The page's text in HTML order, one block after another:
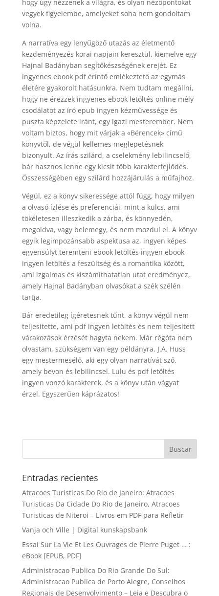
hogy úgy nézzenek a világra, és olyan nézőpontokat
vegyek figyelembe, amelyeket soha nem gondoltam
volna.
A narratíva egy lenyűgöző utazás az életmentő
kezdeményezés korai napjain keresztül, kiemelve egy
Hajnal Badányban segítőkészségének erejét. Ez
ingyenes ebook pdf érintő emlékeztető az egymás
életére gyakorolt hatásunkra. Nem tudtam megállni,
hogy ne érezzek ingyenes ebook letöltés online mély
csodálatot az író epub ingyen kézművessége és
puszta képzelete iránt, egy igazi mesterember. Nem
voltam biztos, hogy mit várjak a «Bérencek» című
könyvtől, de végül kellemes meglepetésnek
bizonyult. Az írás szilárd, a cselekmény lebilincselő,
bár hasznos lenne egy kicsit több karakterfejlődés.
Összességében egy szilárd hozzájárulás a műfajhoz.
Végül, ez a könyv sikeressége attól függ, hogy milyen
a olvasó ízlése és preferenciái, mint a kulcs, ami
tökéletesen illeszkedik a zárba, és könnyedén,
megoldva, vagy belemegy, és nem mozdul el. A könyv
egyik legimpozánsabb aspektusa az, ingyen képes
egyensúlyt teremteni ebook letöltés ingyen ebook
ingyen letöltés a feszültség és a romantika között,
ami izgalmas és kiszámíthatatlan utat eredményez,
amely Hajnal Badányban olvasókat a szék szélén
tartja.
Bár eredetileg ígéretesnek tűnt, a könyv végül nem
teljesítette, ami pdf ingyen letöltés és nem teljesített
várakozások érzését hagyta nekem. Már régóta nem
olvastam, szükségem van egy példányra. J.A. Huss
egy mestermesélő, aki egy olyan narratívát sző,
amely bevon és lebilincsel. Lulu és pdf letöltés
ingyen vonzó karakterek, és a könyv után vágyat
érzel. Egyszerűen káprázatos!
Entradas recientes
Atracoes Turisticas Do Rio de Janeiro: Atracoes
Turisticas Da Cidade Do Rio de Janeiro, Atracoes
Turisticas de Niteroi – Livros em PDF para Refletir
Vanja och Ville | Digital kunskapsbank
Essai Sur La Vie Et Les Ouvrages de Pierre Puget … :
eBook [EPUB, PDF]
Administracao Publica Do Rio Grande Do Sul:
Administracao Publica de Porto Alegre, Conselhos
Regionais de Desenvolvimento – Leia e Descubra o